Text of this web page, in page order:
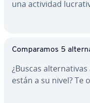
una actividad
Co­m­pa­ra­mos 5
¿Buscas
están a su nivel? Te